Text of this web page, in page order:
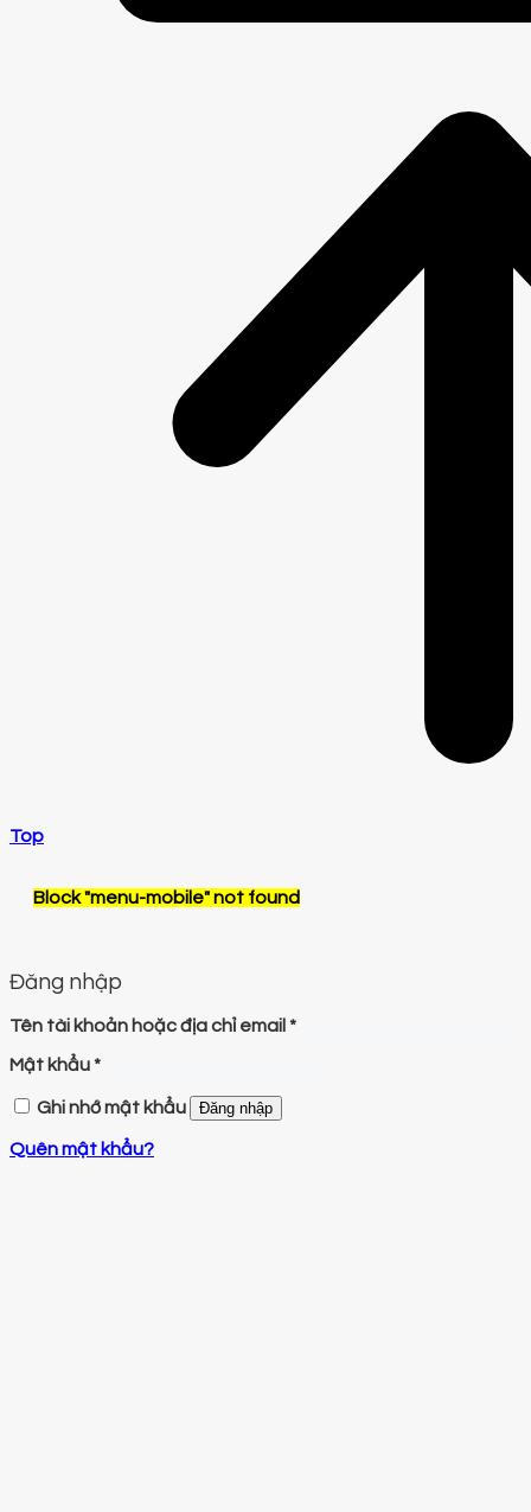
Top
Block"menu-mobile"not found
Đăng nhập
Tên tài khoản hoặc địa chỉ email *
Mật khẩu*
Ghi nhớ mật khẩu Đăng nhập
Quên mật khẩu?